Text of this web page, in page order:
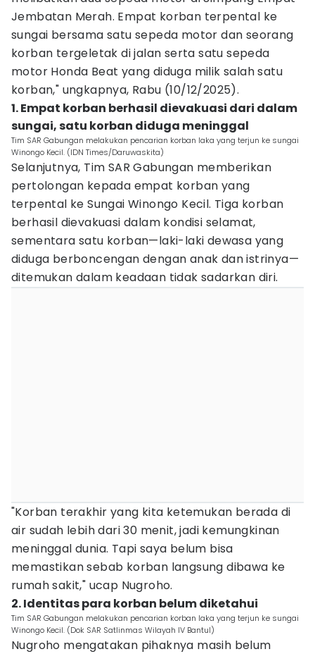
Jembatan Merah. Empat korban terpental ke
sungai bersama satu sepeda motor dan seorang
korban tergeletak di jalan serta satu sepeda
motor Honda Beat yang diduga milik salah satu
korban," ungkapnya, Rabu (10/12/2025).
1. Empat korban berhasil dievakuasi dari dalam
sungai‎, satu korban diduga meninggal
Tim SAR Gabungan melakukan pencarian korban laka yang terjun ke sungai
Winongo Kecil. (IDN Times/Daruwaskita)
‎Selanjutnya, Tim SAR Gabungan memberikan
pertolongan kepada empat korban yang
terpental ke Sungai Winongo Kecil. Tiga korban
berhasil dievakuasi dalam kondisi selamat,
sementara satu korban—laki-laki dewasa yang
diduga berboncengan dengan anak dan istrinya—
ditemukan dalam keadaan tidak sadarkan diri.
‎"Korban terakhir yang kita ketemukan berada di
air sudah lebih dari 30 menit, jadi kemungkinan
meninggal dunia. Tapi saya belum bisa
memastikan sebab korban langsung dibawa ke
rumah sakit," ucap Nugroho.
2. Identitas para korban belum diketahui‎
Tim SAR Gabungan melakukan pencarian korban laka yang terjun ke sungai
Winongo Kecil. (Dok SAR Satlinmas Wilayah IV Bantul)
Nugroho mengatakan pihaknya masih belum